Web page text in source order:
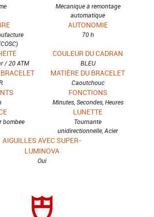
Mécanique à remontage
automatique
AUTONOMIE
70 h
/ 20 ATM
COULEUR DU CADRAN
BLEU
MATIÈRE DU BRACELET
Caoutchouc
FONCTIONS
Minutes, Secondes, Heures
bombée
LUNETTE
Tournante
unidirectionnelle, Acier
AIGUILLES AVEC SUPER-
LUMINOVA
Oui